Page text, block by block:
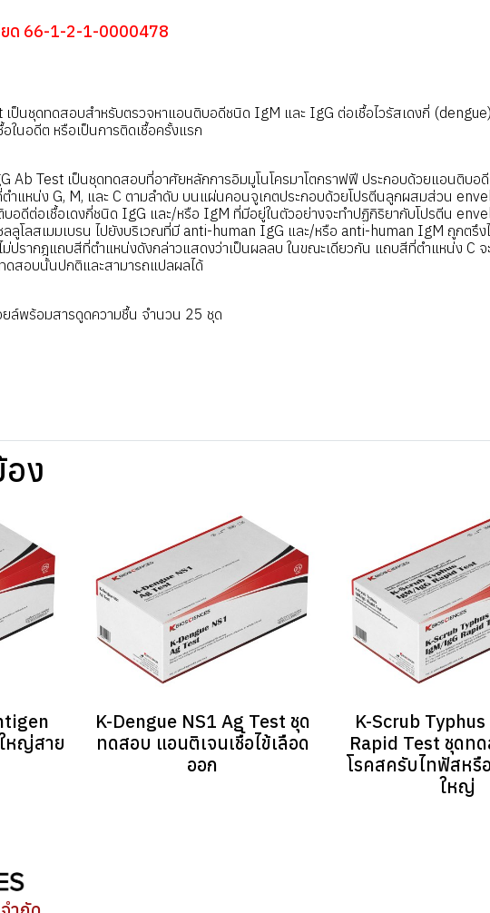
อียด 66-1-2-1-0000478
ป็นชุดทดสอบสำหรับตรวจหาแอนติบอดีชนิด IgM และ IgG ต่อเชื้อไวรัสเดงกี่
ในอดีต หรือเป็นการติดเชื้อครั้งแรก
Ab Test เป็นชุดทดสอบที่อาศัยหลักการอิมมูโนโครมาโตกราฟฟี ประกอบด้วยแอนติบ
ตำแหน่ง G, M, และ C ตามลำดับ บนแผ่นคอนจูเกตประกอบด้วยโปรตีนลูกผสมส่วน
อดีต่อเชื้อเดงกี่ชนิด IgG และ/หรือ IgM ที่มีอยู่ในตัวอย่างจะทำปฏิกิริยากับโปรตีน
ลูโลสเมมเบรน ไปยังบริเวณที่มี anti-human IgG และ/หรือ anti-human IgM ถูกตรึ
ปรากฎแถบสีที่ตำแหน่งดังกล่าวแสดงว่าเป็นผลลบ ในขณะเดียวกัน แถบสีที่ตำแหน่ง C
ดสอบนั้นปกติและสามารถแปลผลได้
ล์พร้อมสารดูดความชื้น จำนวน 25 ชุด
ง
หญ่สาย
K-Dengue NS1 Ag Test ชุด
ทดสอบ แอนติเจนเชื้อไข้เลือด
ออก
K-Scrub
Rapid Test ชุดท
โรคสครับไทฟัสหรื
ใหญ่